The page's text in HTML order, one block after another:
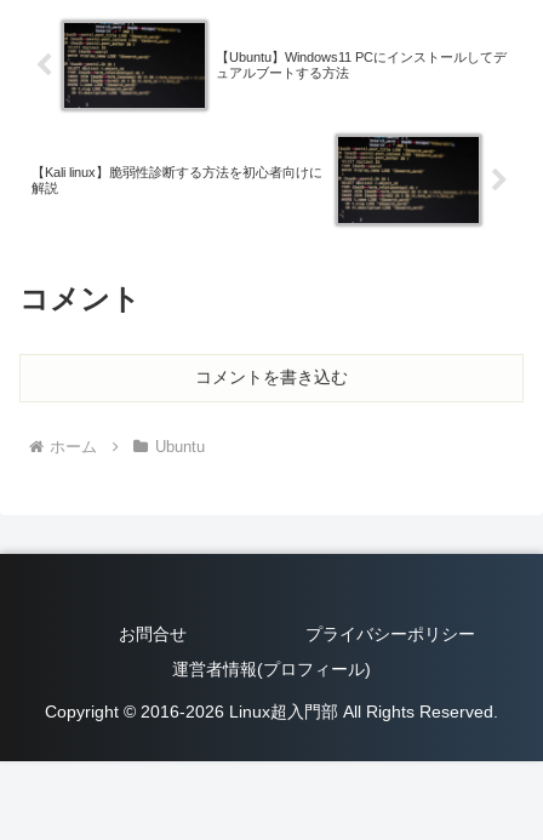
【Ubuntu】Windows11 PCにインストールしてデ
ュアルブートする方法
【Kali linux】脆弱性診断する方法を初心者向けに
解説
コメント
コメントを書き込む
ホーム Ubuntu
お問合せ
プライバシーポリシー
運営者情報(プロフィール)
Copyright © 2016-2026 Linux超入門部 All Rights Reserved.